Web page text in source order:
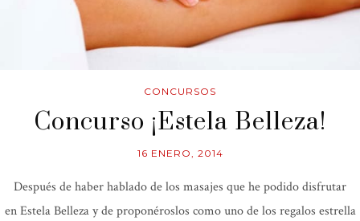
CONCURSOS
Concurso ¡Estela Belleza!
16 ENERO, 2014
Después de haber hablado de los masajes que he podido disfrutar
en Estela Belleza y de proponéroslos como uno de los regalos estrella